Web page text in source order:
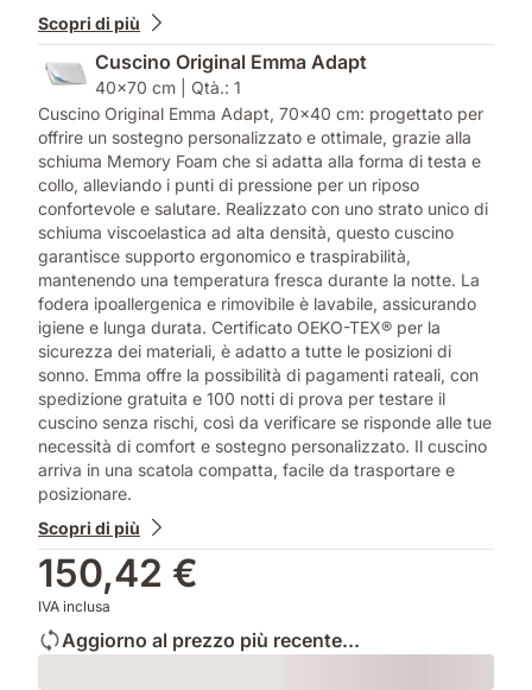
Scopri di più
Cuscino Original Emma Adapt
40x70 cm | Qtà.: 1
Cuscino Original Emma Adapt, 70x40 cm: progettato per
offrire un sostegno personalizzato e ottimale, grazie alla
schiuma Memory Foam che si adatta alla forma di testa e
collo, alleviando i punti di pressione per un riposo
confortevole e salutare. Realizzato con uno strato unico di
schiuma viscoelastica ad alta densità, questo cuscino
garantisce supporto ergonomico e traspirabilità,
mantenendo una temperatura fresca durante la notte. La
fodera ipoallergenica e rimovibile è lavabile, assicurando
igiene e lunga durata. Certificato OEKO-TEX® per la
sicurezza dei materiali, è adatto a tutte le posizioni di
sonno. Emma offre la possibilità di pagamenti rateali, con
spedizione gratuita e 100 notti di prova per testare il
cuscino senza rischi, così da verificare se risponde alle tue
necessità di comfort e sostegno personalizzato. Il cuscino
arriva in una scatola compatta, facile da trasportare e
posizionare.
Scopri di più
150,42 €
IVA inclusa
Aggiorno al prezzo più recente...